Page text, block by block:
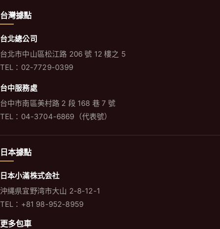
台灣據點
台北總公司
台北市中山區松江路 206 號 12 樓之 5
TEL：02-7729-0399
台中服務處
台中市南區美村路 2 段 168 巷 7 號
TEL：04-3704-6869（代表號）
日本據點
日本小滿株式会社
沖縄県宜野湾市大山 2-8-12-1
TEL：+81 98-952-8959
更多包車